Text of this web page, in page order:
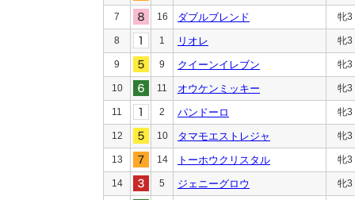
7 16 ダブルブレンド 牝3
8 1 リオレ 牝3
9 9 クイーンイレブン 牝3
10 11 オウケンミッキー 牝3
11 2 パンドーロ 牝3
12 10 タマモエストレジャ 牝3
13 14 トーホウクリスタル 牝3
14 5 ジェニーグロウ 牝3